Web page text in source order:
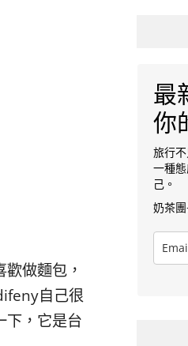
做麵包，
自己很
下，它是台
最
你
旅行
一種
己。
奶茶